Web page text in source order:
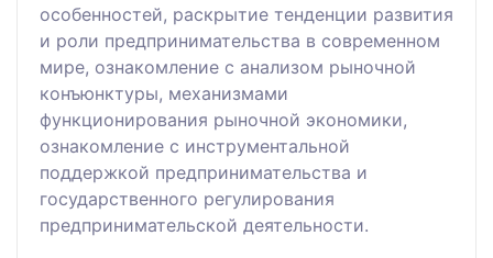
особенностей, раскрытие тенденции развития
и роли предпринимательства в современном
мире, ознакомление с анализом рыночной
конъюнктуры, механизмами
функционирования рыночной экономики,
ознакомление с инструментальной
поддержкой предпринимательства и
государственного регулирования
предпринимательской деятельности.